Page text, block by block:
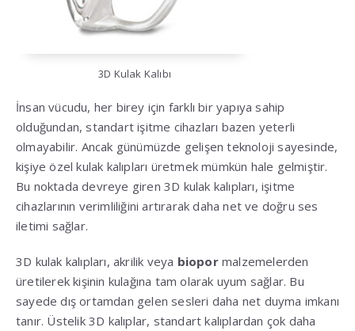
3D Kulak Kalıbı
İnsan vücudu, her birey için farklı bir yapıya sahip
olduğundan, standart işitme cihazları bazen yeterli
olmayabilir. Ancak günümüzde gelişen teknoloji sayesinde,
kişiye özel kulak kalıpları üretmek mümkün hale gelmiştir.
Bu noktada devreye giren 3D kulak kalıpları, işitme
cihazlarının verimliliğini artırarak daha net ve doğru ses
iletimi sağlar.
3D kulak kalıpları, akrilik veya biopormalzemelerden
üretilerek kişinin kulağına tam olarak uyum sağlar. Bu
sayede dış ortamdan gelen sesleri daha net duyma imkanı
tanır. Üstelik 3D kalıplar, standart kalıplardan çok daha